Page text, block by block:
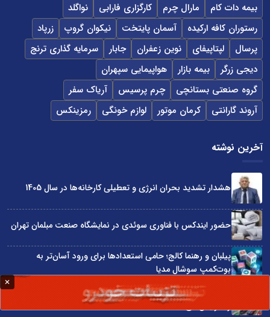
بیمه دات کام مارال چرم کارگزاری فارابی
نواگلد
رستوران کافه ارکیده
آسمان پایتخت نیکوان گروپ
زرپاد
پرسال
لپتاپیفای نوین زعفران جابار
سرمایه گذاری ترنج
دیجی زرگر
بیمه بازار
هواپیمایی سپهران
گروه صنعتی بستانچی
چرم پرسیس
آریاک سفر
آروند گارانتی
کرمان موتور لوازم خونگی رمزینکس
آخرین نوشته
هشدار تشدید بحران انرژی و تعطیلی کارخانه‌ها در سال 1405
حضور ایندکس با فناوری سوئدی در نمایشگاه صنعت مبلمان تهران
پیلبان و رهنما کالج؛ حامی استعدادها برای ورود آسان‌تر به
بوت‌کمپ سوشال مدیا
واردات مستقیم از چین؛ چگونه حذف واسطه‌ها سود کسب‌وکارها
را افزایش می‌دهد؟